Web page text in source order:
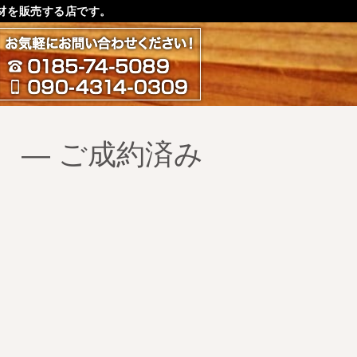
販売する店です。
お気軽にお問い合わせ下さ
0185-74-5089
090-4314-0309
― ご成約済み